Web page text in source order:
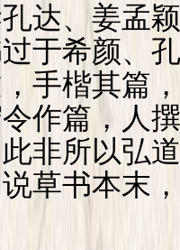
、姜孟颖
于希颜、
手楷其篇
作篇，人
非所以弘
草书本末